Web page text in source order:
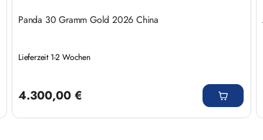
Panda 30 Gramm Gold 2026 China
Lieferzeit 1-2 Wochen
4.300,00 €